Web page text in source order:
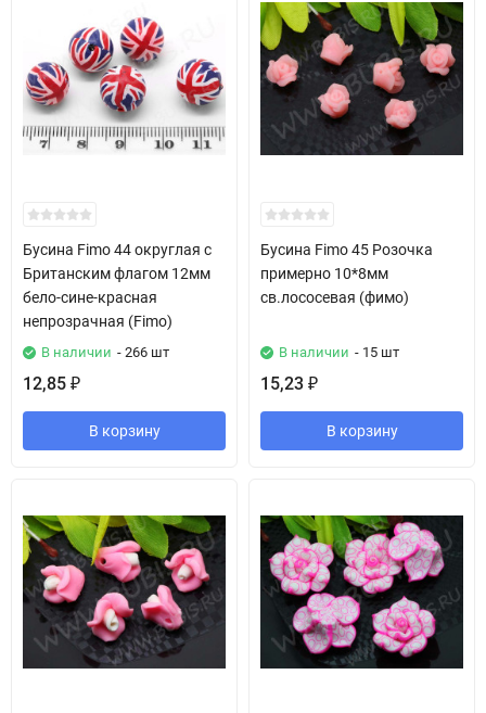
Бусина Fimo 44 округлая с
Британским флагом 12мм
бело-сине-красная
непрозрачная (Fimo)
В наличии - 266 шт
12,85 ₽
В корзину
Бусина Fimo 45 Розочка
примерно 10*8мм
св.лососевая (фимо)
В наличии - 15 шт
15,23 ₽
В корзину